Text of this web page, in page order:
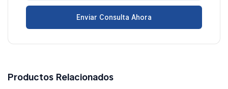
Enviar Consulta Ahora
Productos Relacionados